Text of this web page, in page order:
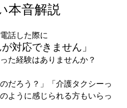
本音解説
話した際に
対応できません」
た経験はありませんか？
だろう？」「介護タクシーっ
ように感じられる方もいらっ